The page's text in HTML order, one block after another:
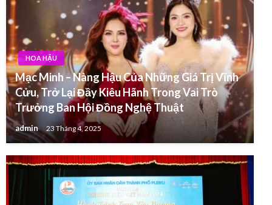
HOA HẬU
Mạc Minh – Nàng Hậu Của Những Giá Trị Vĩnh
Cửu, Trở Lại Đầy Kiêu Hãnh Trong Vai Trò
Trưởng Ban Hội Đồng Nghệ Thuật
admin 23 Tháng 4, 2025